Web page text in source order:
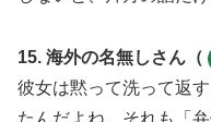
15. 海外の名無しさん（
彼女は黙って洗って返